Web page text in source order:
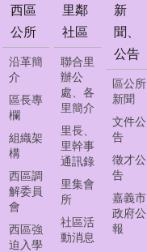
上
調
解
聲
請
網
頁
導
覽
回
頁
西區
公所
沿革簡
介
區長專
欄
組織架
構
西區調
解委員
會
西區強
迫入學
里鄰
社區
聯合里
辦公
處、各
里簡介
里長、
里幹事
通訊錄
里集會
所
社區活
動消息
新
聞、
公告
區公所
新聞
文件公
告
徵才公
告
嘉義市
政府公
報